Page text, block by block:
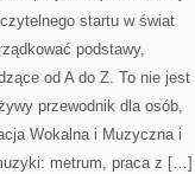
startu w świat
podstawy,
od A do Z. To nie jest
przewodnik dla osób,
Wokalna i Muzyczna i
metrum, praca z […]